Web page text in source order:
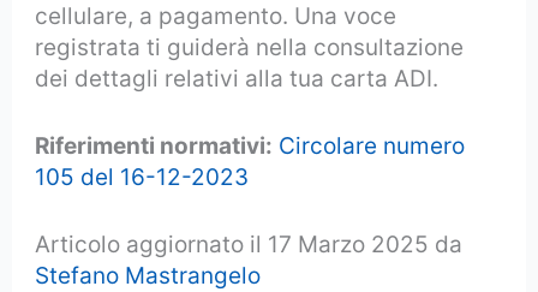
cellulare, a pagamento. Una voce
registrata ti guiderà nella consultazione
dei dettagli relativi alla tua carta ADI.
Riferimenti normativi: Circolare numero
105 del 16-12-2023
Articolo aggiornato il 17 Marzo 2025 da
Stefano Mastrangelo